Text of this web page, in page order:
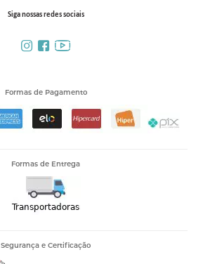
Siga nossas redes sociais
Formas de Pagamento
Formas de Entrega
Segurança e Certificação